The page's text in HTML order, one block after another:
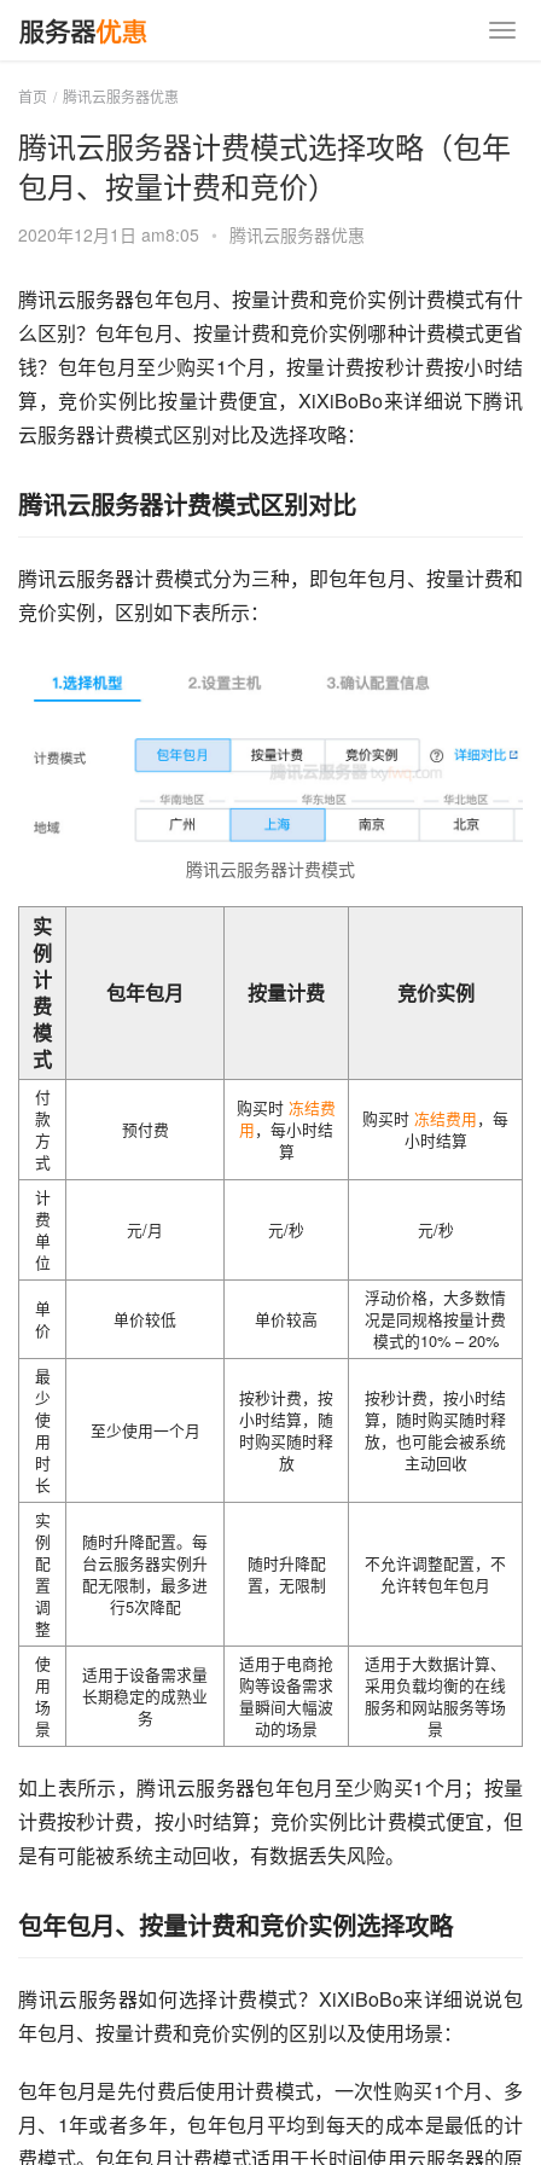
首页 腾讯云服务器优惠
腾讯云服务器计费模式选择攻略（包年
包月、按量计费和竞价）
2020年12月1日 am8:05 • 腾讯云服务器优惠
腾讯云服务器包年包月、按量计费和竞价实例计费模式有什
么区别？包年包月、按量计费和竞价实例哪种计费模式更省
钱？包年包月至少购买1个月，按量计费按秒计费按小时结
算，竞价实例比按量计费便宜，XiXiBoBo来详细说下腾讯
云服务器计费模式区别对比及选择攻略：
腾讯云服务器计费模式区别对比
腾讯云服务器计费模式分为三种，即包年包月、按量计费和
竞价实例，区别如下表所示：
腾讯云服务器计费模式
实
例
计
费
模
式
包年包月 按量计费 竞价实例
付
款
方
式
预付费
购买时 冻结费
用，每小时结
算
购买时 冻结费用，每
小时结算
计
费
单
位
元/月 元/秒 元/秒
单
价
单价较低 单价较高
浮动价格，大多数情
况是同规格按量计费
模式的10% – 20%
最
少
使
用
时
长
至少使用一个月
按秒计费，按
小时结算，随
时购买随时释
放
按秒计费，按小时结
算，随时购买随时释
放，也可能会被系统
主动回收
实
例
配
置
调
整
随时升降配置。每
台云服务器实例升
配无限制，最多进
行5次降配
随时升降配
置，无限制
不允许调整配置，不
允许转包年包月
使
用
场
景
适用于设备需求量
长期稳定的成熟业
务
适用于电商抢
购等设备需求
量瞬间大幅波
动的场景
适用于大数据计算、
采用负载均衡的在线
服务和网站服务等场
景
如上表所示，腾讯云服务器包年包月至少购买1个月；按量
计费按秒计费，按小时结算；竞价实例比计费模式便宜，但
是有可能被系统主动回收，有数据丢失风险。
包年包月、按量计费和竞价实例选择攻略
腾讯云服务器如何选择计费模式？XiXiBoBo来详细说说包
年包月、按量计费和竞价实例的区别以及使用场景：
包年包月是先付费后使用计费模式，一次性购买1个月、多
月、1年或者多年，包年包月平均到每天的成本是最低的计
费模式。包年包月计费模式适用于长时间使用云服务器的原